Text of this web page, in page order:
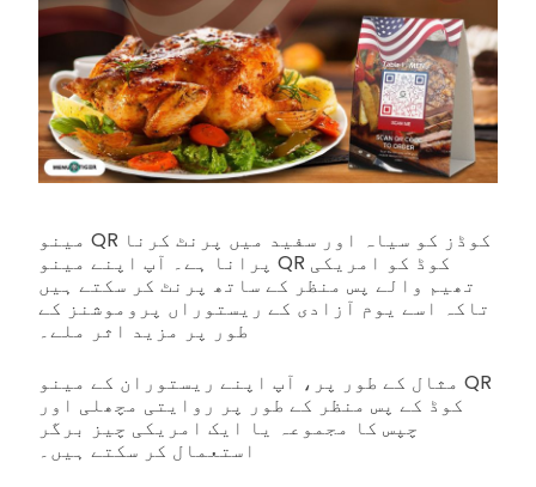
مینو QR کوڈز کو سیاہ اور سفید میں پرنٹ کرنا
پرانا ہے۔ آپ اپنے مینو QR کوڈ کو امریکی
تھیم والے پس منظر کے ساتھ پرنٹ کر سکتے ہیں
تاکہ اسے یوم آزادی کے ریستوراں پروموشنز کے
طور پر مزید اثر ملے۔
مثال کے طور پر، آپ اپنے ریستوران کے مینو QR
کوڈ کے پس منظر کے طور پر روایتی مچھلی اور
چپس کا مجموعہ یا ایک امریکی چیز برگر
استعمال کر سکتے ہیں۔